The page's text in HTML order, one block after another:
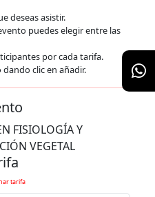
deseas asistir.
puedes elegir entre las
por cada tarifa.
clic en añadir.
FISIOLOGÍA Y
VEGETAL
tarifa